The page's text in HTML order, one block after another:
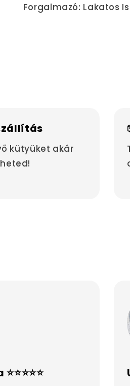
Forgalmazó: Lakatos
kütyüket akár